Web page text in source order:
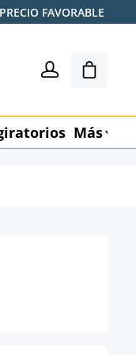
PRECIO FAVORABLE
El
Más